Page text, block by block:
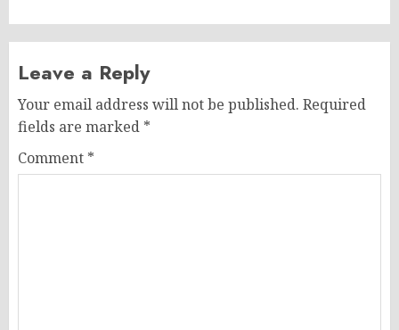
Leave a Reply
Your email address will not be published. Required
fields are marked *
Comment *